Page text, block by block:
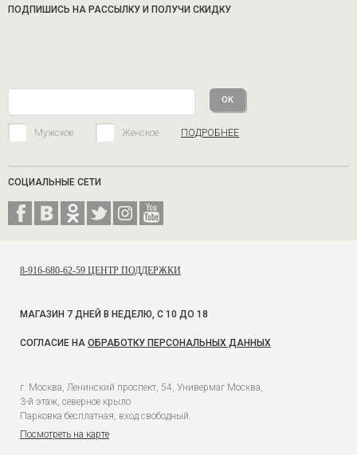
ПОДПИШИСЬ НА РАССЫЛКУ И ПОЛУЧИ СКИДКУ
Мужское Женское ПОДРОБНЕЕ
СОЦИАЛЬНЫЕ СЕТИ
8-916-680-62-59 ЦЕНТР ПОДДЕРЖКИ
МАГАЗИН 7 ДНЕЙ В НЕДЕЛЮ, С 10 ДО 18
СОГЛАСИЕ НА ОБРАБОТКУ ПЕРСОНАЛЬНЫХ ДАННЫХ
г. Москва, Ленинский проспект, 54, Универмаг Москва,
3-й этаж, северное крыло
Парковка бесплатная, вход свободный.
Посмотреть на карте